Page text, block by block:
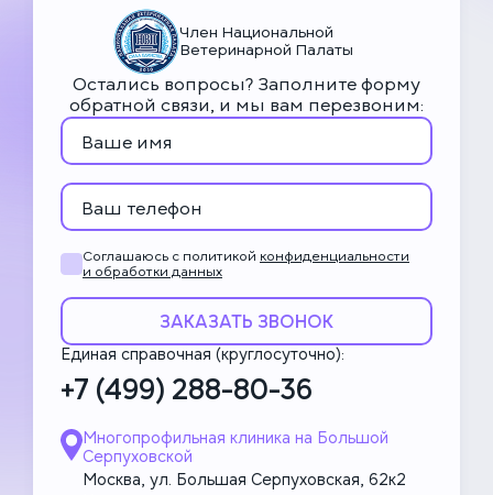
Член Национальной
Ветеринарной Палаты
Остались вопросы? Заполните форму
обратной связи, и мы вам перезвоним:
Соглашаюсь с политикой конфиденциальности
и обработки данных
ЗАКАЗАТЬ ЗВОНОК
Единая справочная (круглосуточно):
+7 (499) 288-80-36
Многопрофильная клиника на Большой
Серпуховской
Москва, ул. Большая Серпуховская, 62к2